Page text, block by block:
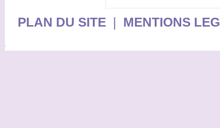
PLAN DU SITE| MENTIONS